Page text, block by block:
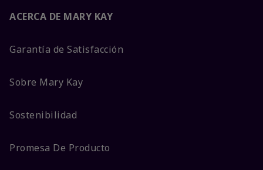
ACERCA DE MARY KAY
Garantía de Satisfacción
Sobre Mary Kay
Sostenibilidad
Promesa De Producto